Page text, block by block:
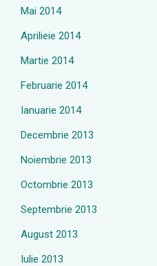
Mai 2014
Aprilieie 2014
Martie 2014
Februarie 2014
Ianuarie 2014
Decembrie 2013
Noiembrie 2013
Octombrie 2013
Septembrie 2013
August 2013
Iulie 2013